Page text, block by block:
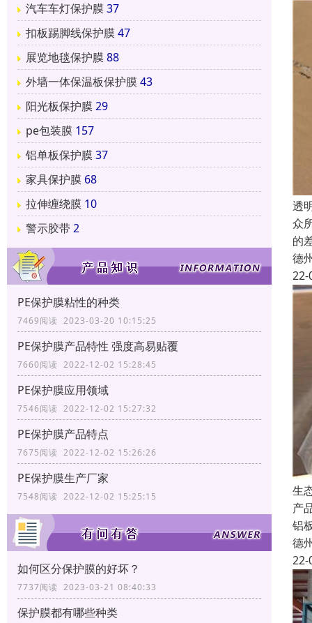
汽车车灯保护膜37
扣板踢脚线保护膜47
展览地毯保护膜88
外墙一体保温板保护膜43
阳光板保护膜29
pe包装膜 157
铝单板保护膜37
家具保护膜 68
拉伸缠绕膜 10
警示胶带2
PE保护膜粘性的种类
7469阅读 2023-03-20 10:15:25
PE保护膜产品特性 强度高易贴覆
7660阅读 2022-12-02 15:28:45
PE保护膜应用领域
7546阅读 2022-12-02 15:27:32
PE保护膜产品特点
7675阅读 2022-12-02 15:26:26
PE保护膜生产厂家
7548阅读 2022-12-02 15:25:15
如何区分保护膜的好坏？
7737阅读 2023-03-21 08:40:33
保护膜都有哪些种类
透
众
的
德
22-
生
产
铝
德
22-